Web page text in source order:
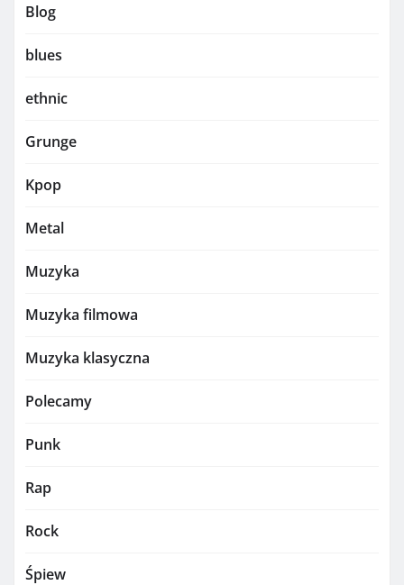
Blog
blues
ethnic
Grunge
Kpop
Metal
Muzyka
Muzyka filmowa
Muzyka klasyczna
Polecamy
Punk
Rap
Rock
Śpiew